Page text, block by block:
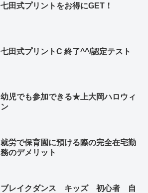
七田式プリントをお得にGET！
七田式プリントC 終了^^/認定テスト
幼児でも参加できる★上大岡ハロウィ
ン
就労で保育園に預ける際の完全在宅勤
務のデメリット
ブレイクダンス キッズ 初心者 自